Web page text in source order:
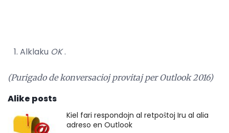
Alklaku OK.
(Purigado de konversacioj provitaj per Outlook 2016)
Alike posts
Kiel fari respondojn al retpoŝtoj Iru al alia
adreso en Outlook